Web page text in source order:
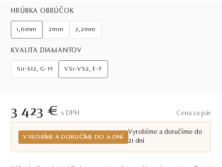
HRÚBKA OBRÚČOK
1,6mm 2mm 2,2mm
KVALITA DIAMANTOV
Si1-SI2, G-H VS1-VS2, E-F
3 423 € S DPH Cena za pár
VYROBÍME A DORUČÍME DO 21 DNÍ
Vyrobíme a doručíme do
21 dní